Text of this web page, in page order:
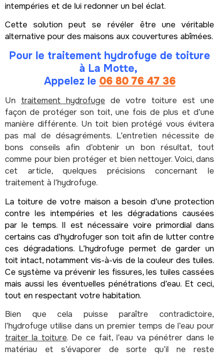
intempéries et de lui redonner un bel éclat.
Cette solution peut se révéler être une véritable
alternative pour des maisons aux couvertures abîmées.
Pour le traitement hydrofuge de toiture
à La Motte,
Appelez le 06 80 76 47 36
Un traitement hydrofuge de votre toiture est une
façon de protéger son toit, une fois de plus et d’une
manière différente. Un toit bien protégé vous évitera
pas mal de désagréments. L’entretien nécessite de
bons conseils afin d’obtenir un bon résultat, tout
comme pour bien protéger et bien nettoyer. Voici, dans
cet article, quelques précisions concernant le
traitement à l’hydrofuge.
La toiture de votre maison a besoin d’une protection
contre les intempéries et les dégradations causées
par le temps. Il est nécessaire voire primordial dans
certains cas d’hydrofuger son toit afin de lutter contre
ces dégradations. L’hydrofuge permet de garder un
toit intact, notamment vis-à-vis de la couleur des tuiles.
Ce système va prévenir les fissures, les tuiles cassées
mais aussi les éventuelles pénétrations d’eau. Et ceci,
tout en respectant votre habitation.
Bien que cela puisse paraître contradictoire,
l’hydrofuge utilise dans un premier temps de l’eau pour
traiter la toiture. De ce fait, l’eau va pénétrer dans le
matériau et s’évaporer de sorte qu’il ne reste